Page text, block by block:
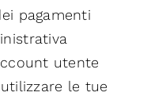
pagamenti
utente
le tue